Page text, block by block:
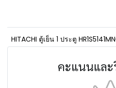
HITACHI ตู้เย็น 1 ประตู
คะแนนและ